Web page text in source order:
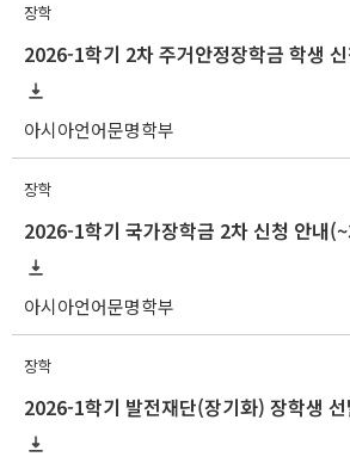
장학
아시아언어문명학부
장학
2026-1학기 국가장학금 2차 신청 안내
아시아언어문명학부
장학